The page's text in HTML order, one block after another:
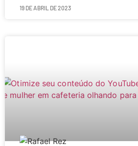
19 DE ABRIL DE 2023